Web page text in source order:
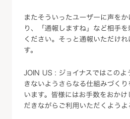
またそういったユーザーに声を
り、「通報しますね」など相手
ください。そっと通報いただけ
す。
JOIN US : ジョイナスではこのよ
きないようさらなる仕組みづく
います。皆様にはお手数をおか
だきながらご利用いただくようよ